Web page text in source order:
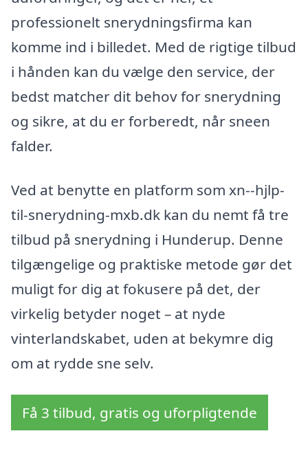
professionelt snerydningsfirma kan
komme ind i billedet. Med de rigtige tilbud
i hånden kan du vælge den service, der
bedst matcher dit behov for snerydning
og sikre, at du er forberedt, når sneen
falder.
Ved at benytte en platform som xn--hjlp-
til-snerydning-mxb.dk kan du nemt få tre
tilbud på snerydning i Hunderup. Denne
tilgængelige og praktiske metode gør det
muligt for dig at fokusere på det, der
virkelig betyder noget – at nyde
vinterlandskabet, uden at bekymre dig
om at rydde sne selv.
Få 3 tilbud, gratis og uforpligtende